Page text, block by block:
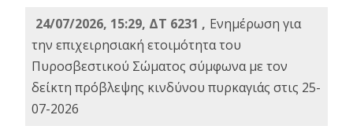
24/07/2026, 15:29, ΔΤ 6231 , Ενημέρωση για
την επιχειρησιακή ετοιμότητα του
Πυροσβεστικού Σώματος σύμφωνα με τον
δείκτη πρόβλεψης κινδύνου πυρκαγιάς στις 25-
07-2026